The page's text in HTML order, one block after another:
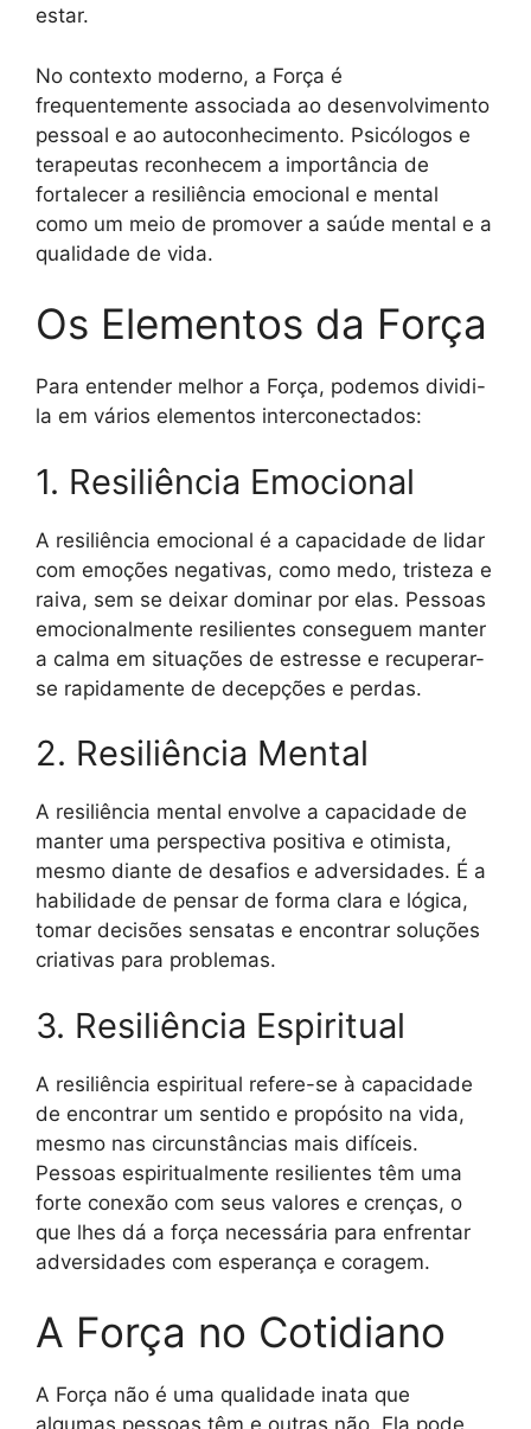
estar.
No contexto moderno, a Força é
frequentemente associada ao desenvolvimento
pessoal e ao autoconhecimento. Psicólogos e
terapeutas reconhecem a importância de
fortalecer a resiliência emocional e mental
como um meio de promover a saúde mental e a
qualidade de vida.
Os Elementos da Força
Para entender melhor a Força, podemos dividi-
la em vários elementos interconectados:
1. Resiliência Emocional
A resiliência emocional é a capacidade de lidar
com emoções negativas, como medo, tristeza e
raiva, sem se deixar dominar por elas. Pessoas
emocionalmente resilientes conseguem manter
a calma em situações de estresse e recuperar-
se rapidamente de decepções e perdas.
2. Resiliência Mental
A resiliência mental envolve a capacidade de
manter uma perspectiva positiva e otimista,
mesmo diante de desafios e adversidades. É a
habilidade de pensar de forma clara e lógica,
tomar decisões sensatas e encontrar soluções
criativas para problemas.
3. Resiliência Espiritual
A resiliência espiritual refere-se à capacidade
de encontrar um sentido e propósito na vida,
mesmo nas circunstâncias mais difíceis.
Pessoas espiritualmente resilientes têm uma
forte conexão com seus valores e crenças, o
que lhes dá a força necessária para enfrentar
adversidades com esperança e coragem.
A Força no Cotidiano
A Força não é uma qualidade inata que